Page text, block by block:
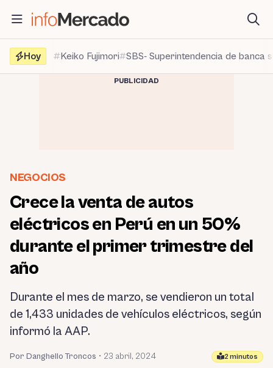
contenido
Hoy
Keiko Fujimori SBS- Superintendencia de banca
PUBLICIDAD
NEGOCIOS
Crece la venta de autos
eléctricos en Perú en un 50%
durante el primer trimestre del
año
Durante el mes de marzo, se vendieron un total
de 1,433 unidades de vehículos eléctricos, según
informó la AAP.
Por Danghello Troncos • 23 abril, 2024 2 minutos